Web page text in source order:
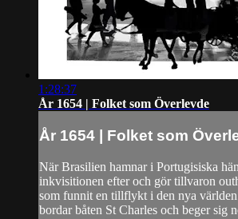
1:28:37
År 1654 | Folket som Överlevde
År 1654 | Folket som
När Brasilien hamnar i Portugisiska
inkvisitionen efter och gör tillvaron
som funnit en tillflykt i den nya
bordar båten St Charles och beger sig